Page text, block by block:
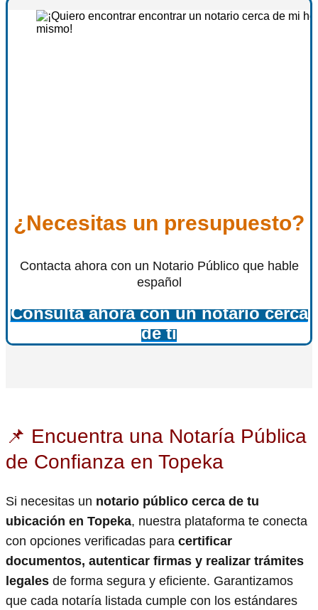
¿Necesitas un presupuesto?
Contacta ahora con un Notario Público que hable
español
Consulta ahora con un notario cerca
de ti
📌 Encuentra una Notaría Pública
de Confianza en Topeka
Si necesitas un notario público cerca de tu
ubicación en Topeka, nuestra plataforma te conecta
con opciones verificadas para certificar
documentos, autenticar firmas y realizar trámites
legales de forma segura y eficiente. Garantizamos
que cada notaría listada cumple con los estándares